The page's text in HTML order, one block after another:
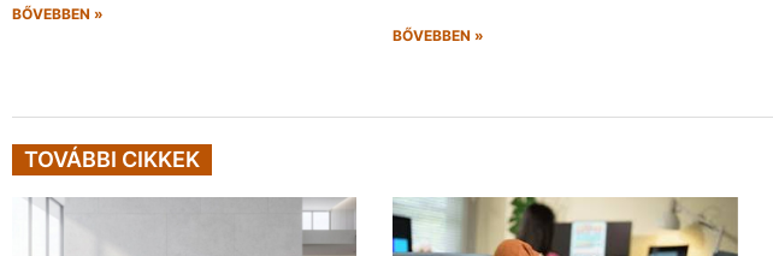
BŐVEBBEN »
BŐVEBBEN »
TOVÁBBI CIKKEK